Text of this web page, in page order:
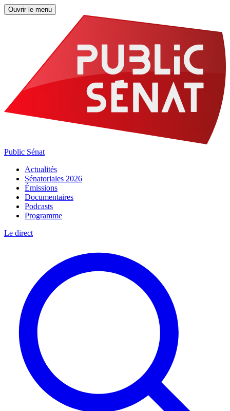
Ouvrir le menu
Public Sénat
Actualités
Sénatoriales 2026
Émissions
Documentaires
Podcasts
Programme
Le direct